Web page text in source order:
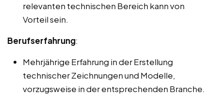
relevanten technischen Bereich kann von
Vorteil sein.
Berufserfahrung:
Mehrjährige Erfahrung in der Erstellung
technischer Zeichnungen und Modelle,
vorzugsweise in der entsprechenden Branche.